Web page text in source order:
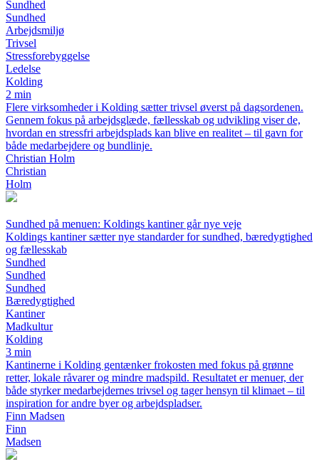
Sundhed
Sundhed
Arbejdsmiljø
Trivsel
Stressforebyggelse
Ledelse
Kolding
2 min
Flere virksomheder i Kolding sætter trivsel øverst på dagsordenen.
Gennem fokus på arbejdsglæde, fællesskab og udvikling viser de,
hvordan en stressfri arbejdsplads kan blive en realitet – til gavn for
både medarbejdere og bundlinje.
Christian Holm
Christian
Holm
Sundhed på menuen: Koldings kantiner går nye veje
Koldings kantiner sætter nye standarder for sundhed, bæredygtighed
og fællesskab
Sundhed
Sundhed
Sundhed
Bæredygtighed
Kantiner
Madkultur
Kolding
3 min
Kantinerne i Kolding gentænker frokosten med fokus på grønne
retter, lokale råvarer og mindre madspild. Resultatet er menuer, der
både styrker medarbejdernes trivsel og tager hensyn til klimaet – til
inspiration for andre byer og arbejdspladser.
Finn Madsen
Finn
Madsen